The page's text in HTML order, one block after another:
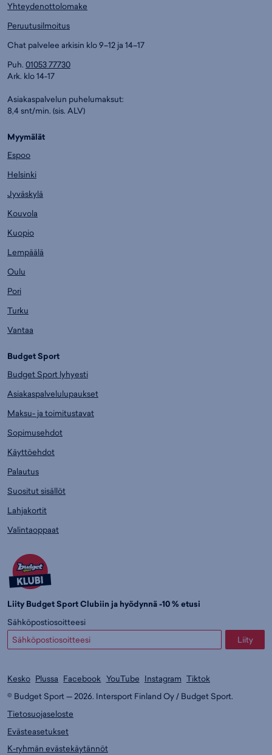
Yhteydenottolomake
Peruutusilmoitus
Chat palvelee arkisin klo 9–12 ja 14–17
Puh. 01053 77730
Ark. klo 14-17
Asiakaspalvelun puhelumaksut:
8,4 snt/min. (sis. ALV)
Myymälät
Espoo
Helsinki
Jyväskylä
Kouvola
Kuopio
Lempäälä
Oulu
Pori
Turku
Vantaa
Budget Sport
Budget Sport lyhyesti
Asiakaspalvelulupaukset
Maksu- ja toimitustavat
Sopimusehdot
Käyttöehdot
Palautus
Suositut sisällöt
Lahjakortit
Valintaoppaat
Liity Budget Sport Clubiin ja hyödynnä -10 % etusi
Sähköpostiosoitteesi
Liity
Kesko Plussa Facebook YouTube Instagram Tiktok
© Budget Sport — 2026. Intersport Finland Oy / Budget Sport.
Tietosuojaseloste
Evästeasetukset
K-ryhmän evästekäytännöt